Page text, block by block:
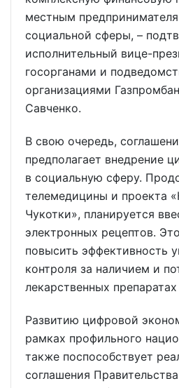
местным
социальной сферы, –
исполнительный вице-
госорганами и
организациями
Савченко.
В свою очередь,
предполагает внедрение
в социальную сферу.
телемедицины и проекта
Чукотки», планируется
электронных рецептов.
повысить эффективность
контроля за наличием и
лекарственных
Развитию цифровой
рамках профильного
также поспособствует
соглашения